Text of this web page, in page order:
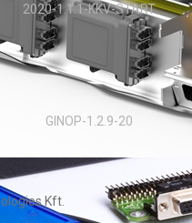
2020-1.1.1-KKV-START
GINOP-1.2.9-20
Kft.